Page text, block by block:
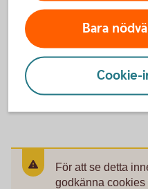
Mer
Information omIPS
För att se detta
godkänna cookies
Bara
Cookie-